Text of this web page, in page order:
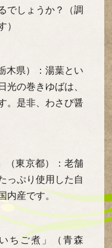
でしょうか？（調
）
木県）：湯葉とい
光の巻きゆばは、
。是非、わさび醤
（東京都）：老舗
っぷり使用した自
内産です。
ちご煮」（青森